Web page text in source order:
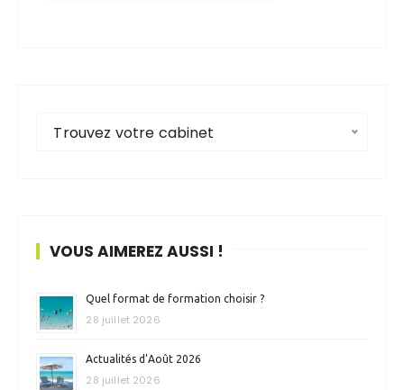
Trouvez votre cabinet
VOUS AIMEREZ AUSSI !
Quel format de formation choisir ?
28 juillet 2026
Actualités d’Août 2026
28 juillet 2026